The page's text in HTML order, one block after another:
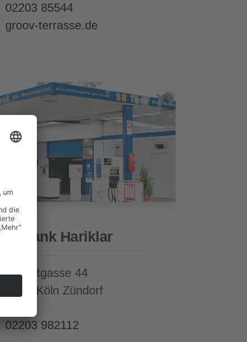
02203 85544
groov-terrasse.de
SB Tank Hariklar
Schmittgasse 44
51143 Köln Zündorf
02203 982112